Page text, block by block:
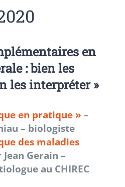
en
: bien les
les interpréter»
en pratique » –
– biologiste
des maladies
Jean Gerain –
au CHIREC